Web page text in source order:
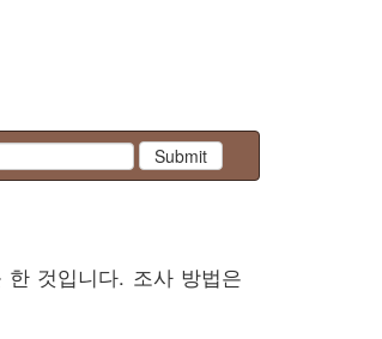
Submit
것입니다. 조사 방법은